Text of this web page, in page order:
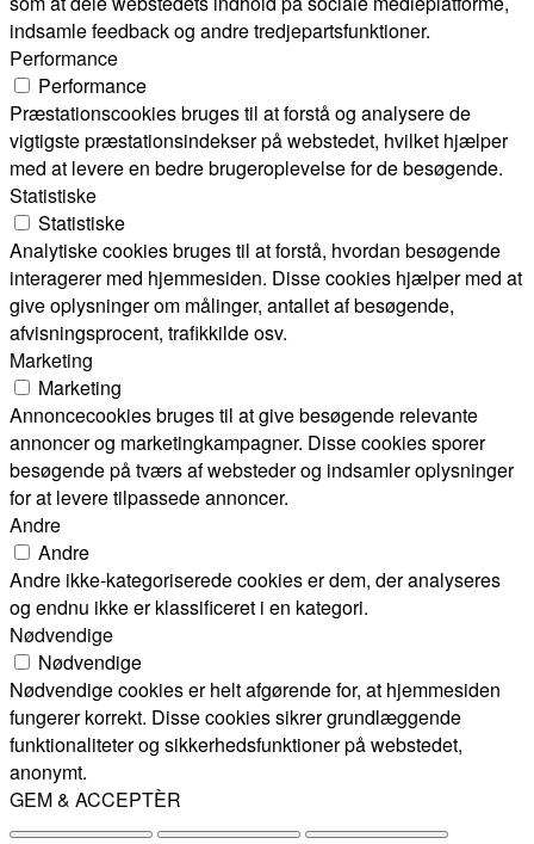
indsamle feedback og andre tredjepartsfunktioner.
Performance
Performance
Præstationscookies bruges til at forstå og analysere de
vigtigste præstationsindekser på webstedet, hvilket hjælper
med at levere en bedre brugeroplevelse for de besøgende.
Statistiske
Statistiske
Analytiske cookies bruges til at forstå, hvordan besøgende
interagerer med hjemmesiden. Disse cookies hjælper med at
give oplysninger om målinger, antallet af besøgende,
afvisningsprocent, trafikkilde osv.
Marketing
Marketing
Annoncecookies bruges til at give besøgende relevante
annoncer og marketingkampagner. Disse cookies sporer
besøgende på tværs af websteder og indsamler oplysninger
for at levere tilpassede annoncer.
Andre
Andre
Andre ikke-kategoriserede cookies er dem, der analyseres
og endnu ikke er klassificeret i en kategori.
Nødvendige
Nødvendige
Nødvendige cookies er helt afgørende for, at hjemmesiden
fungerer korrekt. Disse cookies sikrer grundlæggende
funktionaliteter og sikkerhedsfunktioner på webstedet,
anonymt.
GEM & ACCEPTÈR